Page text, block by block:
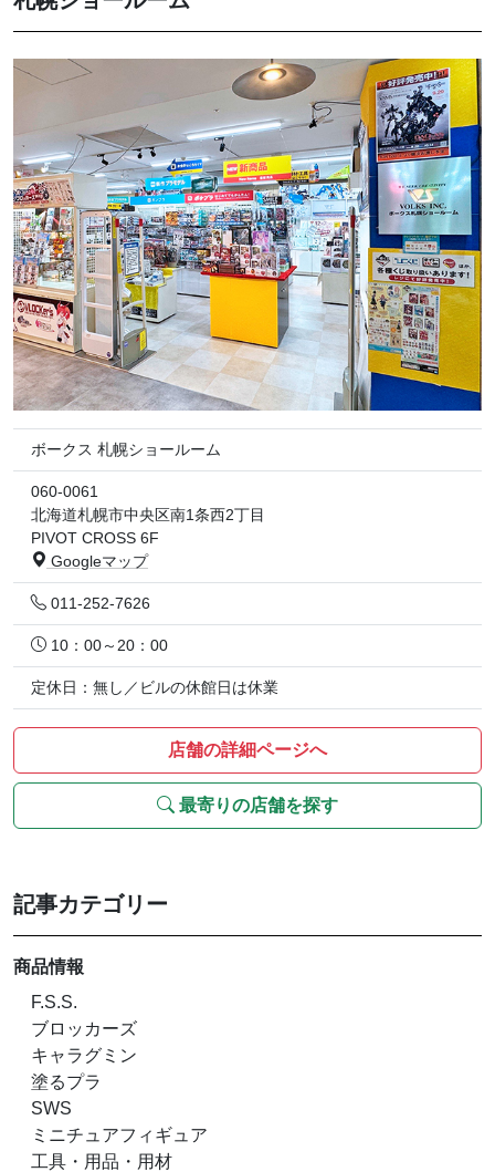
ボークス 札幌ショールーム
060-0061
北海道札幌市中央区南1条西2丁目
PIVOT CROSS 6F
Googleマップ
011-252-7626
10：00～20：00
定休日：無し／ビルの休館日は休業
店舗の詳細ページへ
最寄りの店舗を探す
記事カテゴリー
商品情報
F.S.S.
ブロッカーズ
キャラグミン
塗るプラ
SWS
ミニチュアフィギュア
工具・用品・用材